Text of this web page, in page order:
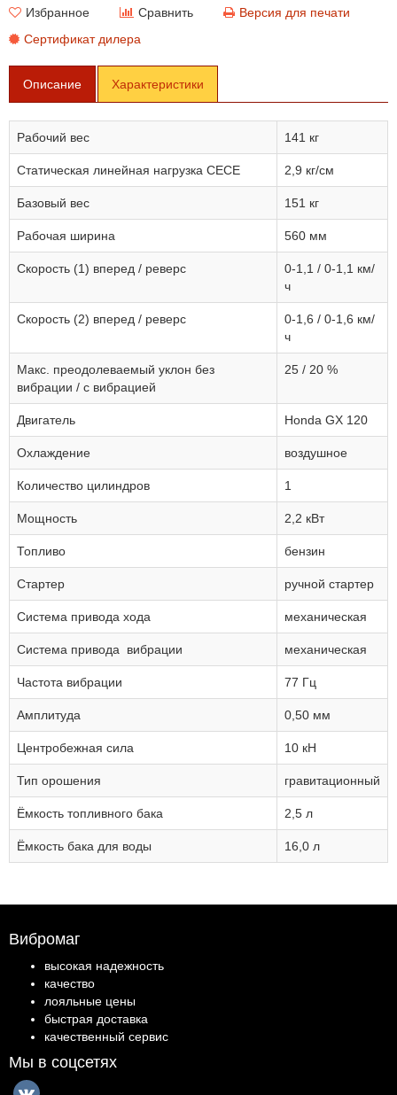
Избранное Сравнить
Версия для печати
Сертификат дилера
Описание Характеристики
Рабочий вес 141 кг
Статическая линейная нагрузка СЕСЕ 2,9 кг/см
Базовый вес 151 кг
Рабочая ширина 560 мм
Скорость (1) вперед / реверс
0-1,1 / 0-1,1 км/
ч
Скорость (2) вперед / реверс
0-1,6 / 0-1,6 км/
ч
Макс. преодолеваемый уклон без
вибрации / с вибрацией
25 / 20 %
Двигатель Honda GX 120
Охлаждение воздушное
Количество цилиндров 1
Мощность 2,2 кВт
Топливо бензин
Стартер ручной стартер
Система привода хода механическая
Система привода вибрации механическая
Частота вибрации 77 Гц
Амплитуда 0,50 мм
Центробежная сила 10 кН
Тип орошения гравитационный
Ёмкость топливного бака 2,5 л
Ёмкость бака для воды 16,0 л
Вибромаг
высокая надежность
качество
лояльные цены
быстрая доставка
качественный сервис
Мы в соцсетях